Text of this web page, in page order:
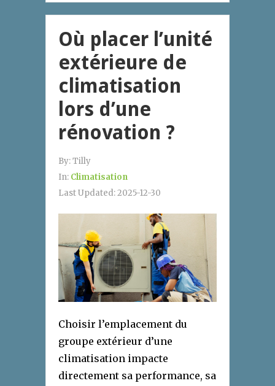
Où placer l’unité
extérieure de
climatisation
lors d’une
rénovation ?
By:Tilly
In: Climatisation
Last Updated:2025-12-30
Choisir l’emplacement du
groupe extérieur d’une
climatisation impacte
directement sa performance, sa